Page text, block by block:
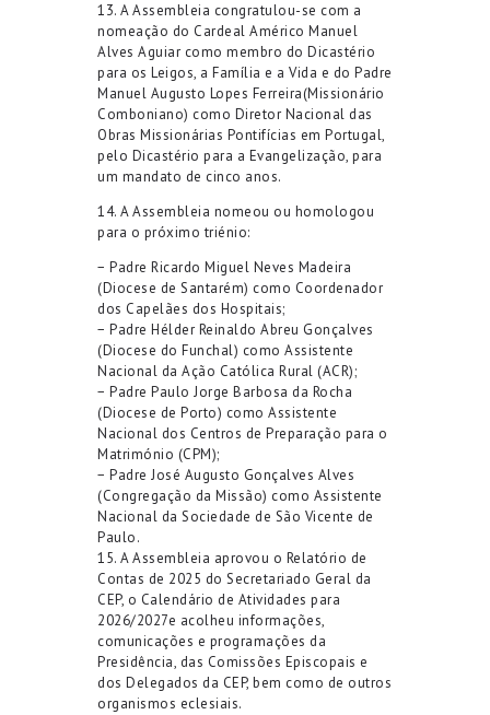
13. A Assembleia congratulou-se com a
nomeação do Cardeal Américo Manuel
Alves Aguiar como membro do Dicastério
para os Leigos, a Família e a Vida e do Padre
Manuel Augusto Lopes Ferreira(Missionário
Comboniano) como Diretor Nacional das
Obras Missionárias Pontifícias em Portugal,
pelo Dicastério para a Evangelização, para
um mandato de cinco anos.
14. A Assembleia nomeou ou homologou
para o próximo triénio:
− Padre Ricardo Miguel Neves Madeira
(Diocese de Santarém) como Coordenador
dos Capelães dos Hospitais;
− Padre Hélder Reinaldo Abreu Gonçalves
(Diocese do Funchal) como Assistente
Nacional da Ação Católica Rural (ACR);
− Padre Paulo Jorge Barbosa da Rocha
(Diocese de Porto) como Assistente
Nacional dos Centros de Preparação para o
Matrimónio (CPM);
− Padre José Augusto Gonçalves Alves
(Congregação da Missão) como Assistente
Nacional da Sociedade de São Vicente de
Paulo.
15. A Assembleia aprovou o Relatório de
Contas de 2025 do Secretariado Geral da
CEP, o Calendário de Atividades para
2026/2027e acolheu informações,
comunicações e programações da
Presidência, das Comissões Episcopais e
dos Delegados da CEP, bem como de outros
organismos eclesiais.